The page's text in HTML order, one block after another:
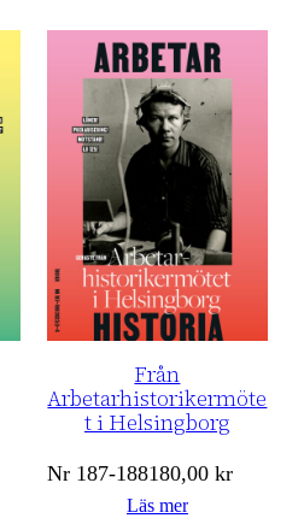
Från
Arbetarhistorikermöte
t i Helsingborg
Nr 187-188180,00kr
Läs mer